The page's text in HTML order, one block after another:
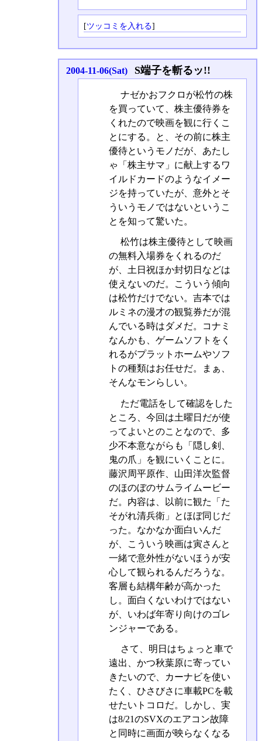
[ツッコミを入れる]
2004-11-06(Sat) S端子を斬るッ!!
ナゼかおフクロが松竹の株
を買っていて、株主優待券を
くれたので映画を観に行くこ
とにする。と、その前に株主
優待というモノだが、あたし
ゃ「株主サマ」に献上するワ
イルドカードのようなイメー
ジを持っていたが、意外とそ
ういうモノではないというこ
とを知って驚いた。
松竹は株主優待として映画
の無料入場券をくれるのだ
が、土日祝ほか封切日などは
使えないのだ。こういう傾向
は松竹だけでない。吉本では
ルミネの漫才の観覧券だが混
んでいる時はダメだ。コナミ
なんかも、ゲームソフトをく
れるがプラットホームやソフ
トの種類はお任せだ。まぁ、
そんなモンらしい。
ただ電話をして確認をした
ところ、今回は土曜日だが使
ってよいとのことなので、多
少不本意ながらも「隠し剣、
鬼の爪」を観にいくことに。
藤沢周平原作、山田洋次監督
のほのぼのサムライムービー
だ。内容は、以前に観た「た
そがれ清兵衛」とほぼ同じだ
った。なかなか面白いんだ
が、こういう映画は寅さんと
一緒で意外性がないほうが安
心して観られるんだろうな。
客層も結構年齢が高かった
し。面白くないわけではない
が、いわば年寄り向けのゴレ
ンジャーである。
さて、明日はちょっと車で
遠出、かつ秋葉原に寄ってい
きたいので、カーナビを使い
たく、ひさびさに車載PCを載
せたいトコロだ。しかし、実
は8/21のSVXのエアコン故障
と同時に画面が映らなくなる